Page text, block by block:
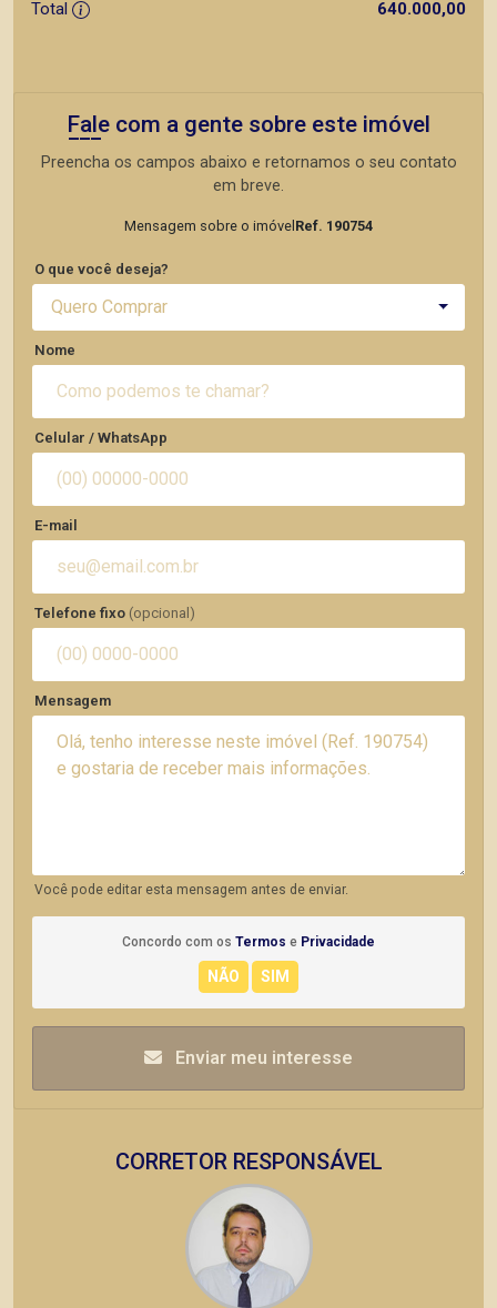
Total 640.000,00
Fale com a gente sobre este imóvel
Preencha os campos abaixo e retornamos o seu contato
em breve.
Mensagem sobre o imóvel Ref. 190754
O que você deseja?
Quero Comprar
Nome
Celular / WhatsApp
E-mail
Telefone fixo (opcional)
Mensagem
Você pode editar esta mensagem antes de enviar.
Concordo com os Termos e Privacidade
Enviar meu interesse
CORRETOR RESPONSÁVEL